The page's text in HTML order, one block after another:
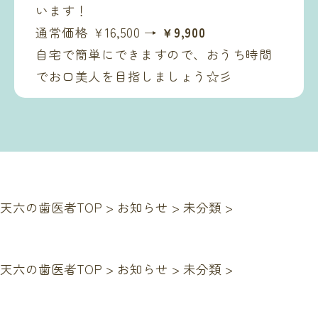
います！
通常価格 ￥16,500 → ￥9,900
自宅で簡単にできますので、おうち時間
でお口美人を目指しましょう☆彡
天六の歯医者TOP > お知らせ > 未分類 >
天六の歯医者TOP > お知らせ > 未分類 >